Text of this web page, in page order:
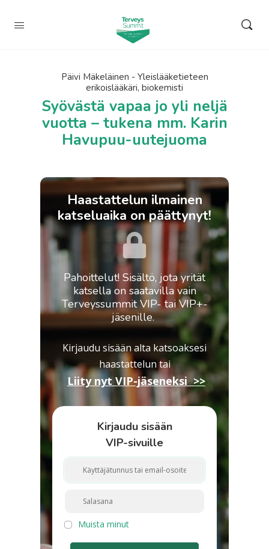
Päivi Mäkeläinen - Yleislääketieteen
erikoislääkäri, biokemisti
Syövästä vapaa jo yli neljä
vuotta – tukena mm. Karin
Havupuu-uutejuoma
Haastattelun ilmainen
katseluaika on päättynyt!
Pahoittelut! Sisältö, jota yrität
katsella on saatavilla vain
Terveyssummit VIP- tai VIP+-
jäsenille.
Kirjaudu sisään alta katsoaksesi
haastatteluntai
Liity nyt VIP-jäseneksi >>
Kirjaudu sisään
VIP-sivuille
Muista minut